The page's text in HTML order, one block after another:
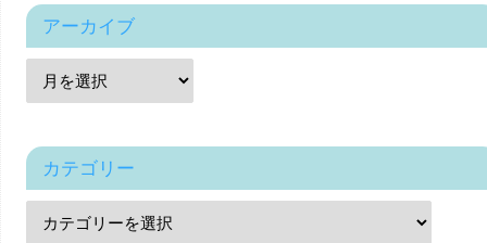
アーカイブ
カテゴリー